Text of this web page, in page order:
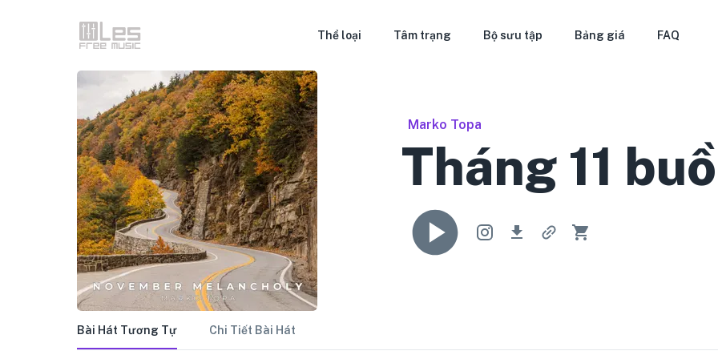
Thể loại Tâm trạng Bộ sưu tập Bảng giá FAQ
Marko Topa
Tháng 11
Bài Hát Tương Tự Chi Tiết Bài Hát